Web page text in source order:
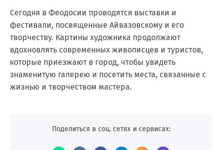
Сегодня в Феодосии проводятся выставки и
фестивали, посвященные Айвазовскому и его
творчеству. Картины художника продолжают
вдохновлять современных живописцев и туристов,
которые приезжают в город, чтобы увидеть
знаменитую галерею и посетить места, связанные с
жизнью и творчеством мастера.
Поделиться в соц. сетях и сервисах: